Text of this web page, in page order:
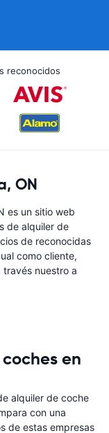
reconocidos
ON
es un sitio web
de alquiler de
de reconocidas
como cliente,
nuestro a
en
alquiler de coche
con una
de estas empresas